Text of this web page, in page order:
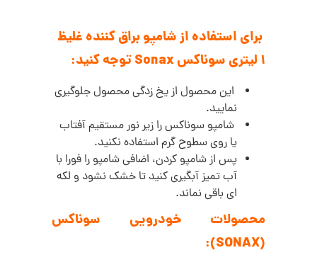
برای استفاده از شامپو براق کننده غلیظ
1 لیتری سوناکس Sonax توجه کنید:
این محصول از یخ زدگی محصول جلوگیری
نمایید.
شامپو سوناکس را زیر نور مستقیم آفتاب
یا روی سطوح گرم استفاده نکنید.
پس از شامپو کردن، اضافی شامپو را فورا با
آب تمیز آبگیری کنید تا خشک نشود و لکه
ای باقی نماند.
محصولات خودرویی سوناکس
(SONAX):